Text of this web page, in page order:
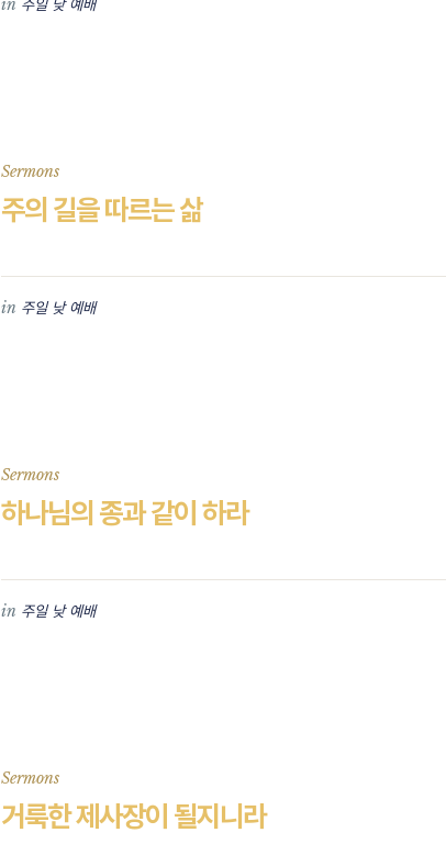
in 주일 낮 예배
Sermons
주의 길을 따르는 삶
in 주일 낮 예배
Sermons
하나님의 종과 같이 하라
in 주일 낮 예배
Sermons
거룩한 제사장이 될지니라